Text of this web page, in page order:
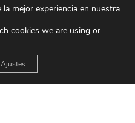
mejor experiencia en nuestra
cookies we are using or
Ajustes